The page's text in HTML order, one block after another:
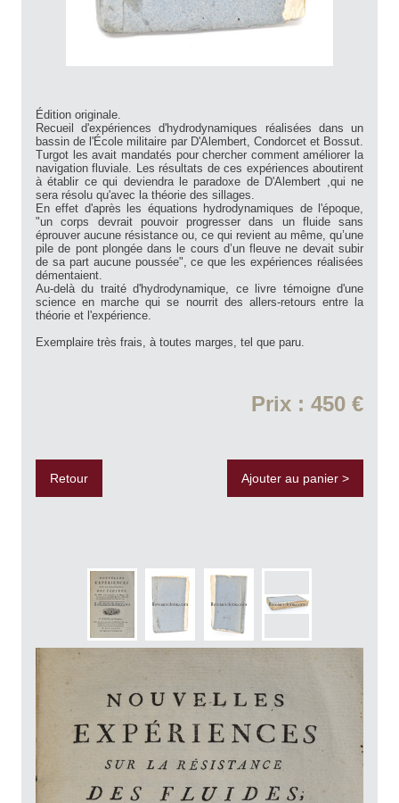
Édition originale.
Recueil d'expériences d'hydrodynamiques réalisées dans un
bassin de l'École militaire par D'Alembert, Condorcet et Bossut.
Turgot les avait mandatés pour chercher comment améliorer la
navigation fluviale. Les résultats de ces expériences aboutirent
à établir ce qui deviendra le paradoxe de D'Alembert ,qui ne
sera résolu qu'avec la théorie des sillages.
En effet d'après les équations hydrodynamiques de l'époque,
"un corps devrait pouvoir progresser dans un fluide sans
éprouver aucune résistance ou, ce qui revient au même, qu’une
pile de pont plongée dans le cours d’un fleuve ne devait subir
de sa part aucune poussée", ce que les expériences réalisées
démentaient.
Au-delà du traité d'hydrodynamique, ce livre témoigne d'une
science en marche qui se nourrit des allers-retours entre la
théorie et l'expérience.
Exemplaire très frais, à toutes marges, tel que paru.
Prix : 450 €
Retour Ajouter au panier >